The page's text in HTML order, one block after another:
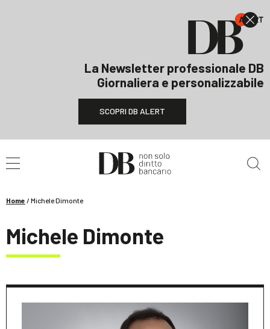
La Newsletter professionale DB
Giornaliera e personalizzabile
SCOPRI DB ALERT
Home /Michele Dimonte
Michele Dimonte